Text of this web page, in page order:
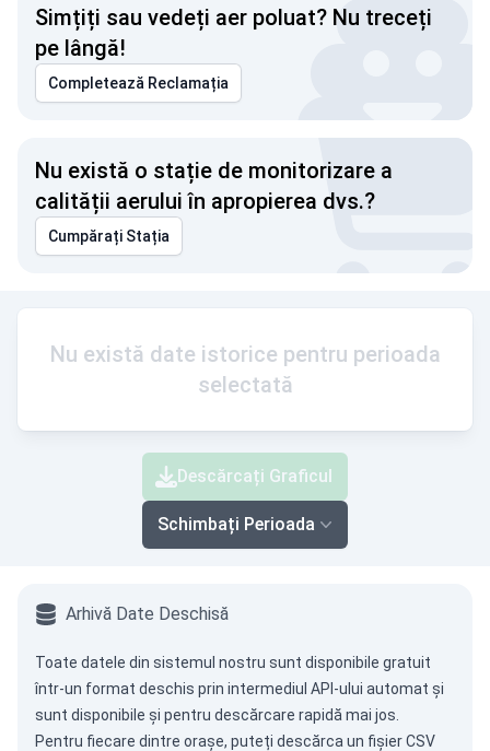
Simțiți sau vedeți aer poluat? Nu treceți
pe lângă!
Completează Reclamația
Nu există o stație de monitorizare a
calității aerului în apropierea dvs.?
Cumpărați Stația
Nu există date istorice pentru perioada
selectată
Descărcați Graficul
Schimbați Perioada
Arhivă Date Deschisă
Toate datele din sistemul nostru sunt disponibile gratuit
într-un format deschis prin intermediul API-ului automat și
sunt disponibile și pentru descărcare rapidă mai jos.
Pentru fiecare dintre orașe, puteți descărca un fișier CSV